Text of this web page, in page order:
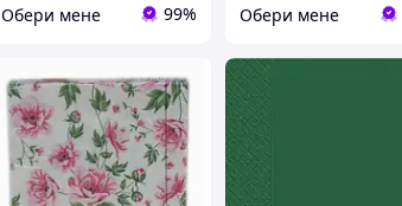
Обери мене 99% Обери мене